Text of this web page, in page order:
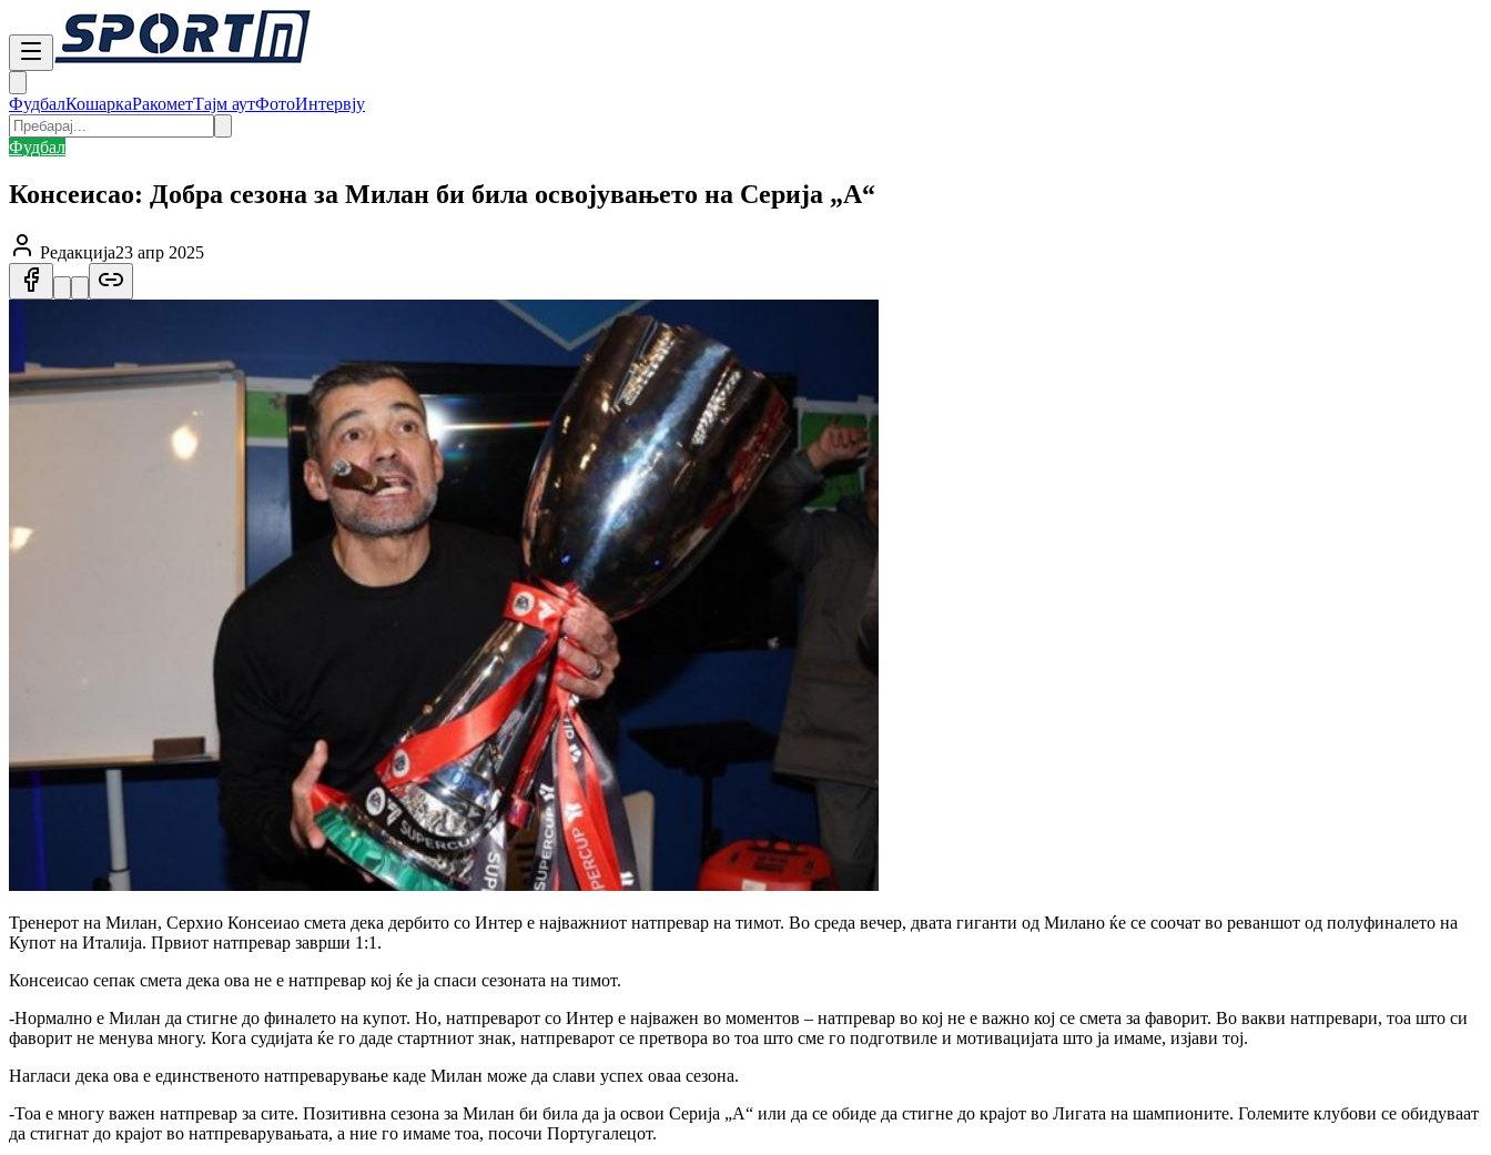
ФудбалКошаркаРакометТајм аутФотоИнтервју
Фудбал
Консеисао: Добра сезона за Милан би била освојувањето на Серија „А“
Редакција23 апр 2025
Тренерот на Милан, Серхио Консеиао смета дека дербито со Интер е најважниот натпревар на тимот. Во среда вечер, двата гиганти од Милано ќе се соочат во реваншот од полуфиналето на
Купот на Италија. Првиот натпревар заврши 1:1.
Консеисао сепак смета дека ова не е натпревар кој ќе ја спаси сезоната на тимот.
-Нормално е Милан да стигне до финалето на купот. Но, натпреварот со Интер е најважен во моментов – натпревар во кој не е важно кој се смета за фаворит. Во вакви натпревари, тоа што си
фаворит не менува многу. Кога судијата ќе го даде стартниот знак, натпреварот се претвора во тоа што сме го подготвиле и мотивацијата што ја имаме, изјави тој.
Нагласи дека ова е единственото натпреварување каде Милан може да слави успех оваа сезона.
-Тоа е многу важен натпревар за сите. Позитивна сезона за Милан би била да ја освои Серија „А“ или да се обиде да стигне до крајот во Лигата на шампионите. Големите клубови се обидуваат
да стигнат до крајот во натпреварувањата, а ние го имаме тоа, посочи Португалецот.